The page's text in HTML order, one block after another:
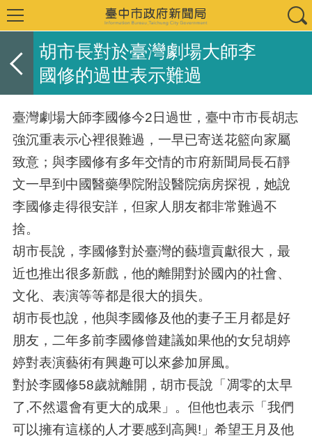
胡市長對於臺灣劇場大師李
國修的過世表示難過
臺灣劇場大師李國修今2日過世，臺中市市長胡志
強沉重表示心裡很難過，一早已寄送花籃向家屬
致意；與李國修有多年交情的市府新聞局長石靜
文一早到中國醫藥學院附設醫院病房探視，她說
李國修走得很安詳，但家人朋友都非常難過不
捨。
胡市長說，李國修對於臺灣的藝壇貢獻很大，最
近也推出很多新戲，他的離開對於國內的社會、
文化、表演等等都是很大的損失。
胡市長也說，他與李國修及他的妻子王月都是好
朋友，二年多前李國修曾建議如果他的女兒胡婷
婷對表演藝術有興趣可以來參加屏風。
對於李國修58歲就離開，胡市長說「凋零的太早
了,不然還會有更大的成果」。但他也表示「我們
可以擁有這樣的人才要感到高興!」希望王月及他